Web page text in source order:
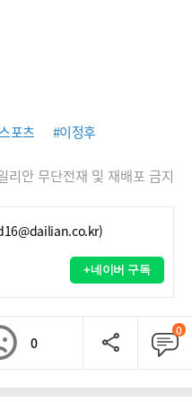
포츠 #이정후
리안 무단전재 및 재배포 금지
+네이버 구독
0
0